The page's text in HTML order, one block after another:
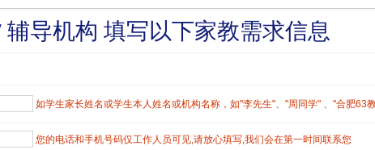
导机构 填写以下家教需求信息
如学生家长姓名或学生本人姓名或机构名称，如"李先生"、"周同学" 、"合肥63
您的电话和手机号码仅工作人员可见,请放心填写,我们会在第一时间联系您